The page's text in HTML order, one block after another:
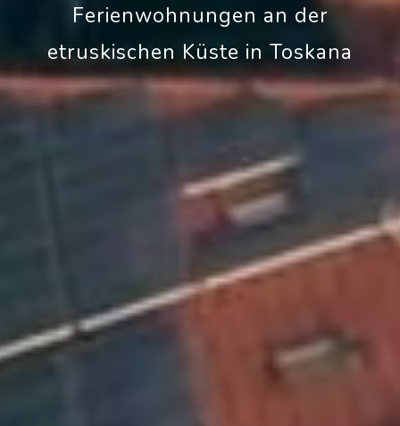
Ferienwohnungen an der
etruskischen Küste in Toskana